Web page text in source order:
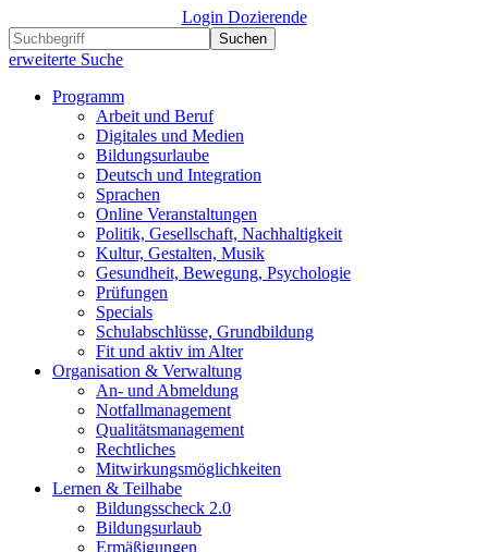
Login Dozierende
Suchen
erweiterte Suche
Programm
Arbeit und Beruf
Digitales und Medien
Bildungsurlaube
Deutsch und Integration
Sprachen
Online Veranstaltungen
Politik, Gesellschaft, Nachhaltigkeit
Kultur, Gestalten, Musik
Gesundheit, Bewegung, Psychologie
Prüfungen
Specials
Schulabschlüsse, Grundbildung
Fit und aktiv im Alter
Organisation & Verwaltung
An- und Abmeldung
Notfallmanagement
Qualitätsmanagement
Rechtliches
Mitwirkungsmöglichkeiten
Lernen & Teilhabe
Bildungsscheck 2.0
Bildungsurlaub
Ermäßigungen